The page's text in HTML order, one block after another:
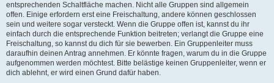
entsprechenden Schaltfläche machen. Nicht alle Gruppen sind allgemein
offen. Einige erfordern erst eine Freischaltung, andere können geschlossen
sein und weitere sogar versteckt. Wenn die Gruppe offen ist, kannst du ihr
einfach durch die entsprechende Funktion beitreten; verlangt die Gruppe eine
Freischaltung, so kannst du dich für sie bewerben. Ein Gruppenleiter muss
daraufhin deinen Antrag annehmen. Er könnte fragen, warum du in die Gruppe
aufgenommen werden möchtest. Bitte belästige keinen Gruppenleiter, wenn er
dich ablehnt, er wird einen Grund dafür haben.